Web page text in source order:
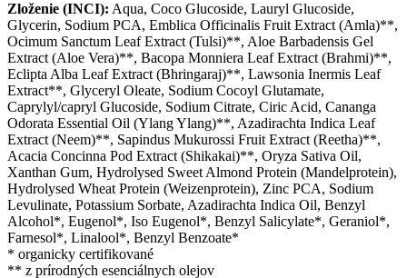
Zloženie (INCI): Aqua, Coco Glucoside, Lauryl Glucoside,
Glycerin, Sodium PCA, Emblica Officinalis Fruit Extract (Amla)**,
Ocimum Sanctum Leaf Extract (Tulsi)**, Aloe Barbadensis Gel
Extract (Aloe Vera)**, Bacopa Monniera Leaf Extract (Brahmi)**,
Eclipta Alba Leaf Extract (Bhringaraj)**, Lawsonia Inermis Leaf
Extract**, Glyceryl Oleate, Sodium Cocoyl Glutamate,
Caprylyl/capryl Glucoside, Sodium Citrate, Ciric Acid, Cananga
Odorata Essential Oil (Ylang Ylang)**, Azadirachta Indica Leaf
Extract (Neem)**, Sapindus Mukurossi Fruit Extract (Reetha)**,
Acacia Concinna Pod Extract (Shikakai)**, Oryza Sativa Oil,
Xanthan Gum, Hydrolysed Sweet Almond Protein (Mandelprotein),
Hydrolysed Wheat Protein (Weizenprotein), Zinc PCA, Sodium
Levulinate, Potassium Sorbate, Azadirachta Indica Oil, Benzyl
Alcohol*, Eugenol*, Iso Eugenol*, Benzyl Salicylate*, Geraniol*,
Farnesol*, Linalool*, Benzyl Benzoate*
* organicky certifikované
** z prírodných esenciálnych olejov